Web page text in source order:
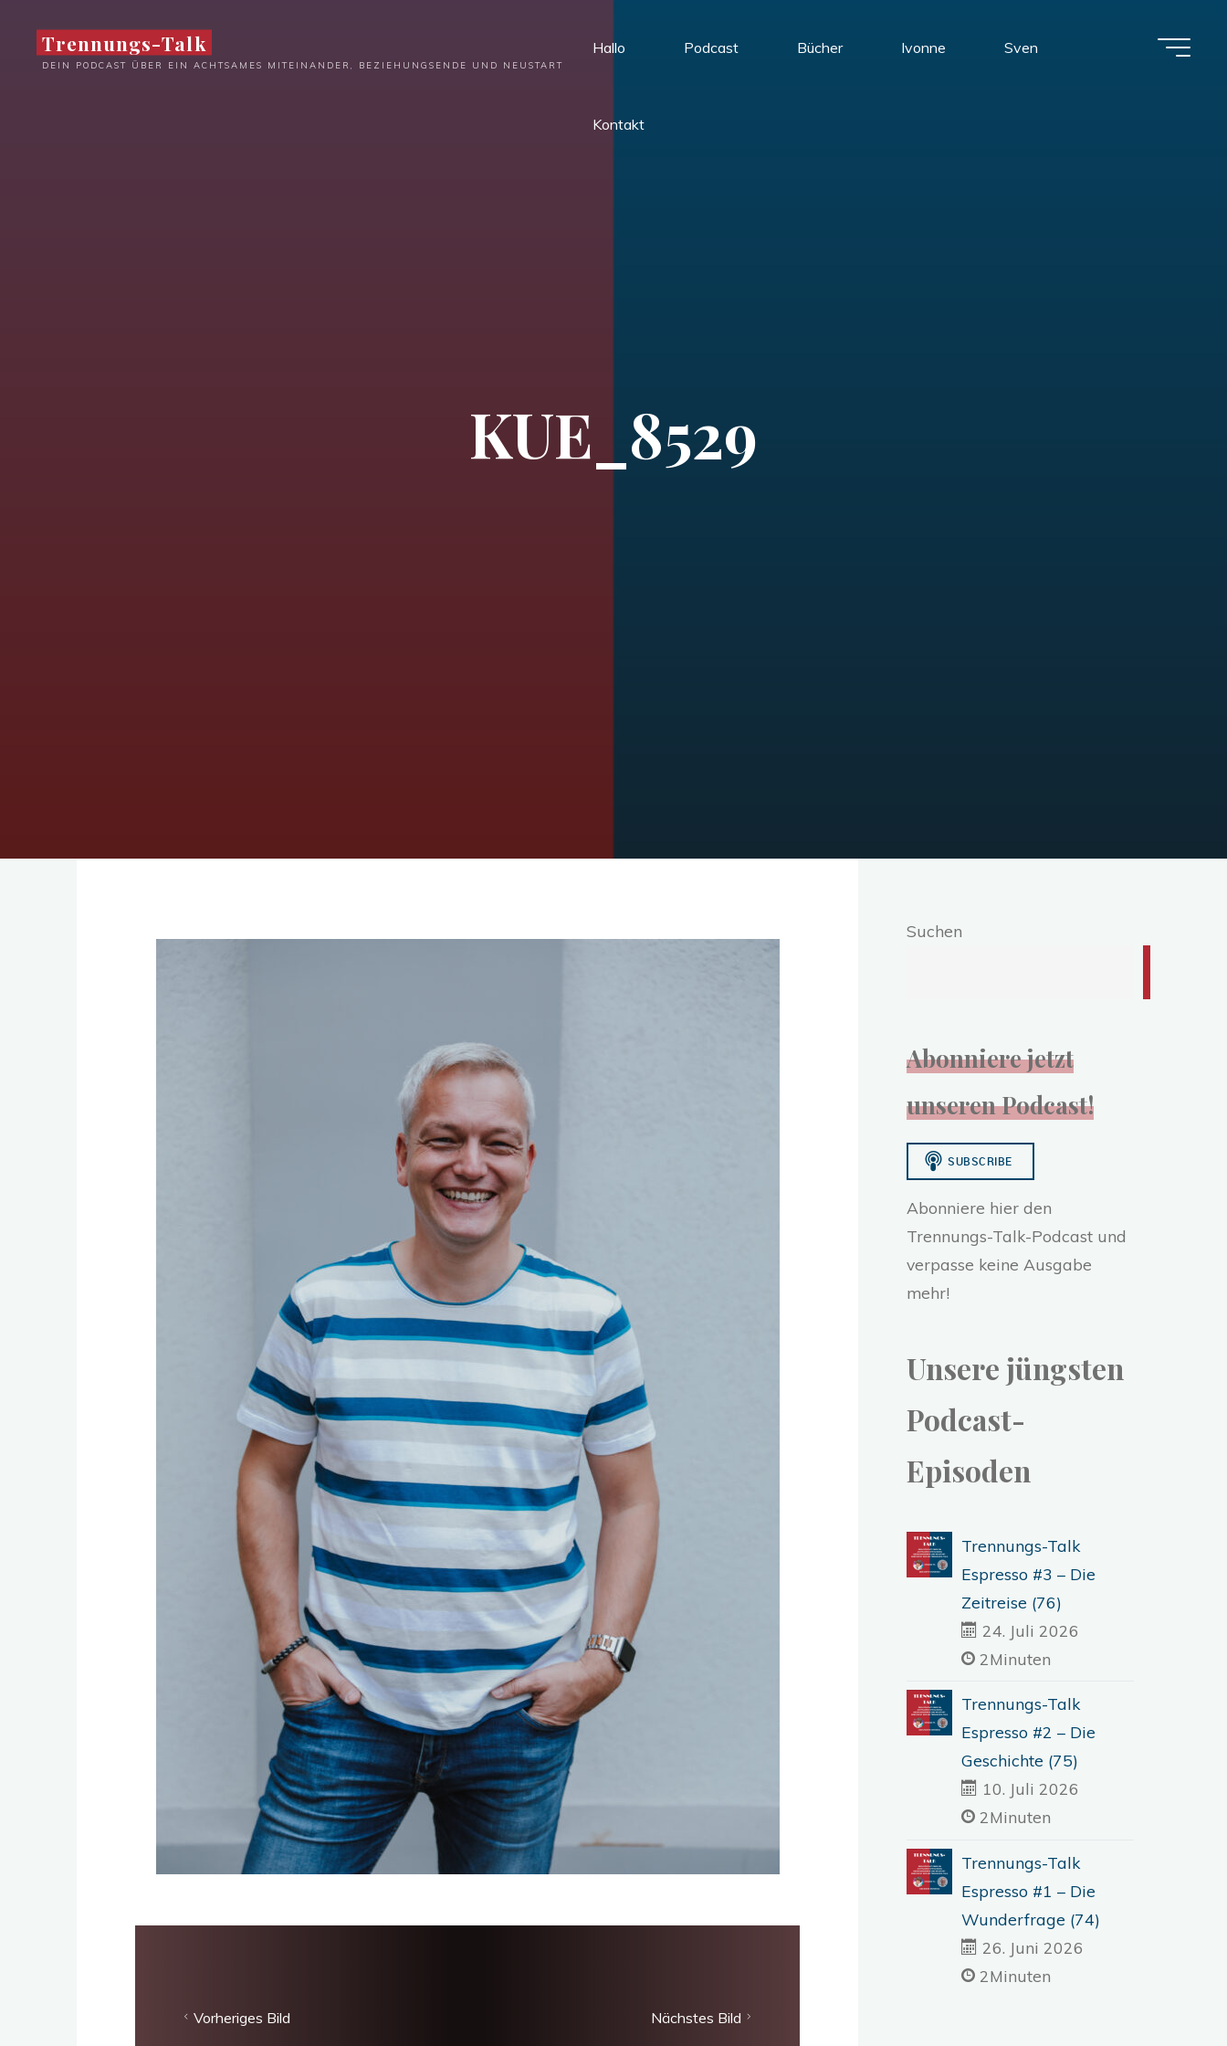
springen
Trennungs-Talk
DEIN PODCAST ÜBER EIN ACHTSAMES MITEINANDER, BEZIEHUNGSENDE UND NEUSTART
Hallo Podcast Bücher Ivonne Sven
Kontakt
KUE_8529
Vorheriges Bild Nächstes Bild
Suchen
Abonniere jetzt
unseren Podcast!
Abonniere hier den
Trennungs-Talk-Podcast und
verpasse keine Ausgabe
mehr!
Unsere jüngsten
Podcast-
Episoden
Trennungs-Talk
Espresso #3 – Die
Zeitreise (76)
24. Juli 2026
2Minuten
Trennungs-Talk
Espresso #2 – Die
Geschichte (75)
10. Juli 2026
2Minuten
Trennungs-Talk
Espresso #1 – Die
Wunderfrage (74)
26. Juni 2026
2Minuten